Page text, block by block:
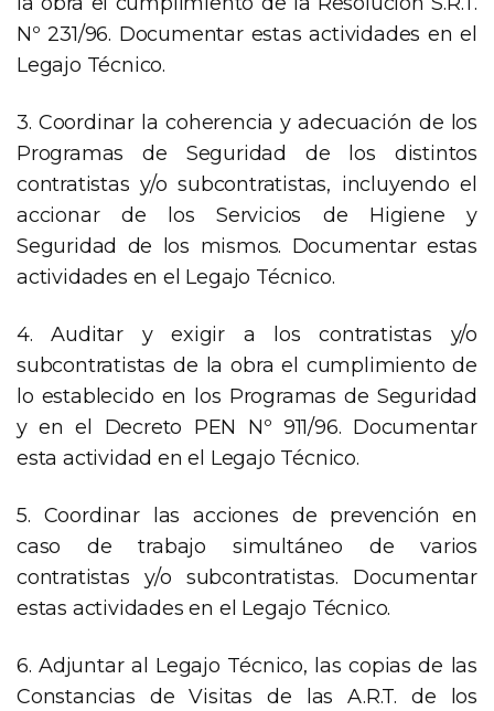
Nº 231/96. Documentar estas actividades en el
Legajo Técnico.
3. Coordinar la coherencia y adecuación de los
Programas de Seguridad de los distintos
contratistas y/o subcontratistas, incluyendo el
accionar de los Servicios de Higiene y
Seguridad de los mismos. Documentar estas
actividades en el Legajo Técnico.
4. Auditar y exigir a los contratistas y/o
subcontratistas de la obra el cumplimiento de
lo establecido en los Programas de Seguridad
y en el Decreto PEN Nº 911/96. Documentar
esta actividad en el Legajo Técnico.
5. Coordinar las acciones de prevención en
caso de trabajo simultáneo de varios
contratistas y/o subcontratistas. Documentar
estas actividades en el Legajo Técnico.
6. Adjuntar al Legajo Técnico, las copias de las
Constancias de Visitas de las A.R.T. de los